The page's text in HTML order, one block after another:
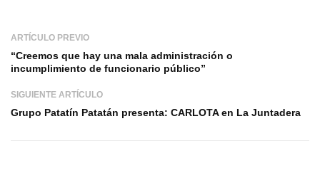
ARTÍCULO PREVIO
“Creemos que hay una mala administración o
incumplimiento de funcionario público”
SIGUIENTE ARTÍCULO
Grupo Patatín Patatán presenta: CARLOTA en La Juntadera